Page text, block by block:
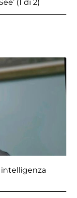
(1 di 2)
intelligenza